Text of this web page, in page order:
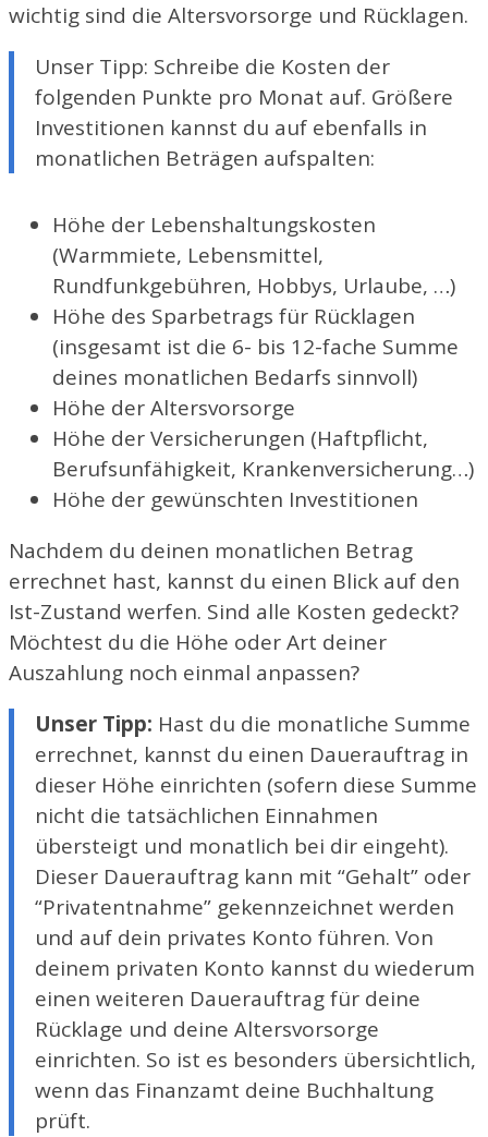
wichtig sind die Altersvorsorge und Rücklagen.
Unser Tipp: Schreibe die Kosten der
folgenden Punkte pro Monat auf. Größere
Investitionen kannst du auf ebenfalls in
monatlichen Beträgen aufspalten:
Höhe der Lebenshaltungskosten
(Warmmiete, Lebensmittel,
Rundfunkgebühren, Hobbys, Urlaube, …)
Höhe des Sparbetrags für Rücklagen
(insgesamt ist die 6- bis 12-fache Summe
deines monatlichen Bedarfs sinnvoll)
Höhe der Altersvorsorge
Höhe der Versicherungen (Haftpflicht,
Berufsunfähigkeit, Krankenversicherung…)
Höhe der gewünschten Investitionen
Nachdem du deinen monatlichen Betrag
errechnet hast, kannst du einen Blick auf den
Ist-Zustand werfen. Sind alle Kosten gedeckt?
Möchtest du die Höhe oder Art deiner
Auszahlung noch einmal anpassen?
Unser Tipp: Hast du die monatliche Summe
errechnet, kannst du einen Dauerauftrag in
dieser Höhe einrichten (sofern diese Summe
nicht die tatsächlichen Einnahmen
übersteigt und monatlich bei dir eingeht).
Dieser Dauerauftrag kann mit “Gehalt” oder
“Privatentnahme” gekennzeichnet werden
und auf dein privates Konto führen. Von
deinem privaten Konto kannst du wiederum
einen weiteren Dauerauftrag für deine
Rücklage und deine Altersvorsorge
einrichten. So ist es besonders übersichtlich,
wenn das Finanzamt deine Buchhaltung
prüft.